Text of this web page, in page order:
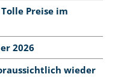
Preise im
2026
wieder